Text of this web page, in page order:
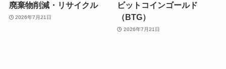
廃棄物削減・リサイクル
2026年7月21日
ビットコインゴールド
（BTG）
2026年7月21日